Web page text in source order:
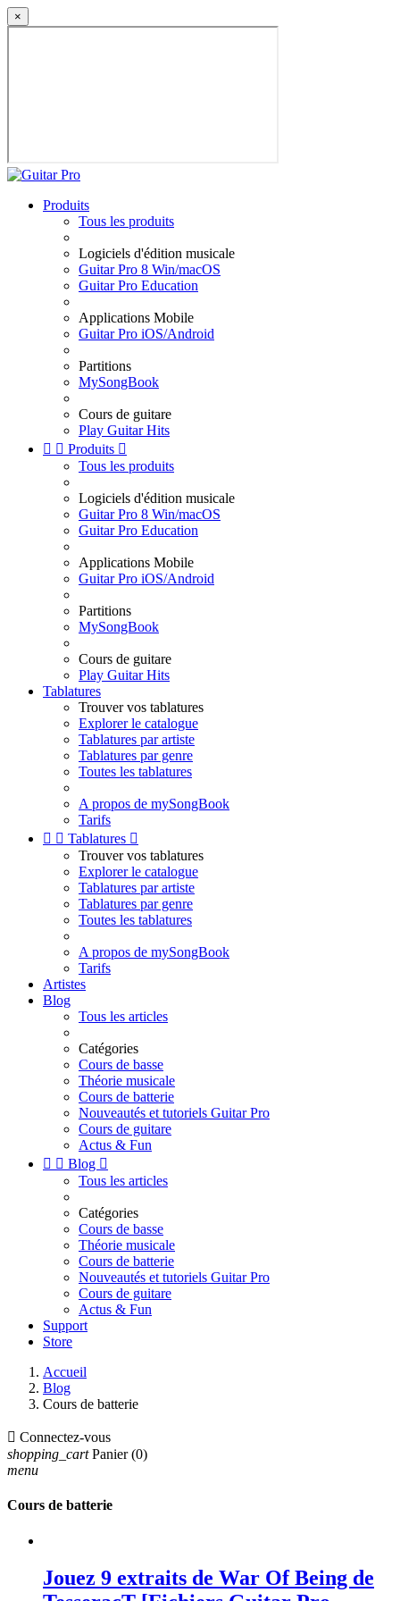
×
Produits
Tous les produits
Logiciels d'édition musicale
Guitar Pro 8 Win/macOS
Guitar Pro Education
Applications Mobile
Guitar Pro iOS/Android
Partitions
MySongBook
Cours de guitare
Play Guitar Hits
  Produits 
Tous les produits
Logiciels d'édition musicale
Guitar Pro 8 Win/macOS
Guitar Pro Education
Applications Mobile
Guitar Pro iOS/Android
Partitions
MySongBook
Cours de guitare
Play Guitar Hits
Tablatures
Trouver vos tablatures
Explorer le catalogue
Tablatures par artiste
Tablatures par genre
Toutes les tablatures
A propos de mySongBook
Tarifs
  Tablatures 
Trouver vos tablatures
Explorer le catalogue
Tablatures par artiste
Tablatures par genre
Toutes les tablatures
A propos de mySongBook
Tarifs
Artistes
Blog
Tous les articles
Catégories
Cours de basse
Théorie musicale
Cours de batterie
Nouveautés et tutoriels Guitar Pro
Cours de guitare
Actus & Fun
  Blog 
Tous les articles
Catégories
Cours de basse
Théorie musicale
Cours de batterie
Nouveautés et tutoriels Guitar Pro
Cours de guitare
Actus & Fun
Support
Store
Accueil
Blog
Cours de batterie
 Connectez-vous
shopping_cart Panier (0)
menu
Cours de batterie
Jouez 9 extraits de War Of Being de